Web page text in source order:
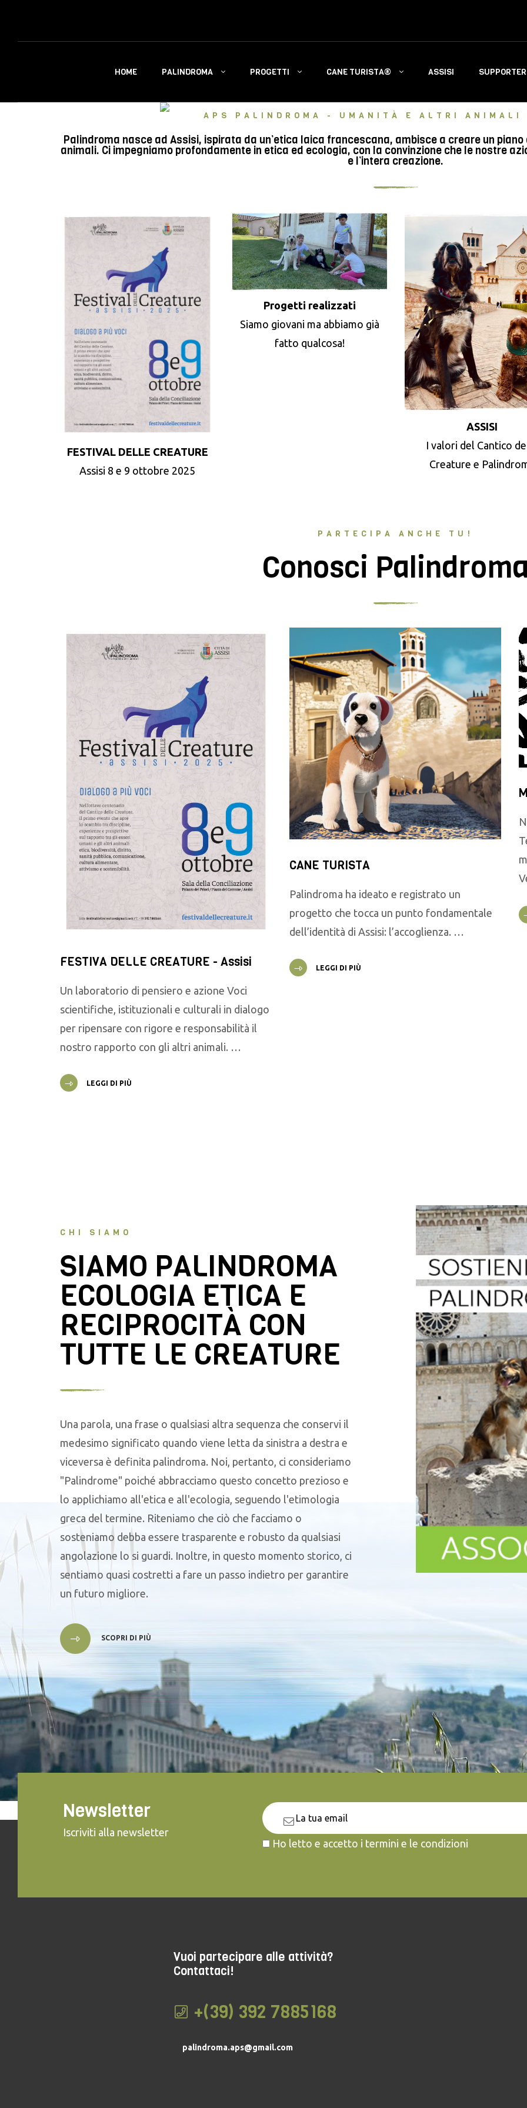
HOME PALINDROMA PROGETTI CANE TURISTA® ASSISI
APS PALINDROMA - UMANITÀ E ALTRI
Palindroma nasce ad Assisi, ispirata da un’etica laica francescana, ambisce a creare un
animali. Ci impegniamo profondamente in etica ed ecologia, con la convinzione che le nostre
e l’intera creazione.
FESTIVAL DELLE CREATURE
Assisi 8 e 9 ottobre 2025
Progetti realizzati
Siamo giovani ma abbiamo già
fatto qualcosa!
ASSISI
I valori del Cantico
Creature e
PARTECIPA ANCHE TU!
Conosci
FESTIVA DELLE CREATURE - Assisi
Un laboratorio di pensiero e azione Voci
scientifiche, istituzionali e culturali in dialogo
per ripensare con rigore e responsabilità il
nostro rapporto con gli altri animali. …
LEGGI DI PIÙ
CANE TURISTA
Palindroma ha ideato e registrato un
progetto che tocca un punto fondamentale
dell’identità di Assisi: l’accoglienza. …
LEGGI DI PIÙ
CHI SIAMO
SIAMO PALINDROMA
ECOLOGIA ETICA E
RECIPROCITÀ CON
TUTTE LE CREATURE
Una parola, una frase o qualsiasi altra sequenza che conservi il
medesimo significato quando viene letta da sinistra a destra e
viceversa è definita palindroma. Noi, pertanto, ci consideriamo
"Palindrome" poiché abbracciamo questo concetto prezioso e
lo applichiamo all'etica e all'ecologia, seguendo l'etimologia
greca del termine. Riteniamo che ciò che facciamo o
sosteniamo debba essere trasparente e robusto da qualsiasi
angolazione lo si guardi. Inoltre, in questo momento storico, ci
sentiamo quasi costretti a fare un passo indietro per garantire
un futuro migliore.
SCOPRI DI PIÙ
Newsletter
Iscriviti alla newsletter
Ho letto e accetto i termini e le condizioni
Vuoi partecipare alle attività?
Contattaci!
+(39) 392 7885168
palindroma.aps@gmail.com